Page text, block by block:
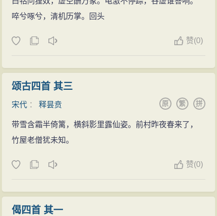
啐兮啄兮，清机历掌。回头
赞(0)
颂古四首 其三
宋代 ：释昙贲 拼
繁
原
带雪含霜半倚篱，横斜影里露仙姿。前村昨夜春来了，
竹屋老僧犹未知。
赞(0)
偈四首 其一